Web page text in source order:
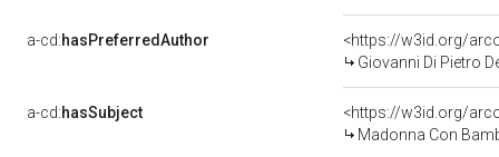
a-cd:hasPreferredAuthor
<https://w3id.org/
Giovanni Di Pietro
a-cd:hasSubject
<https://w3id.org/
Madonna Con